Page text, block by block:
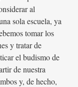
al
sola escuela, ya
tomar los
y tratar de
el budismo de
de nuestra
y, de hecho,